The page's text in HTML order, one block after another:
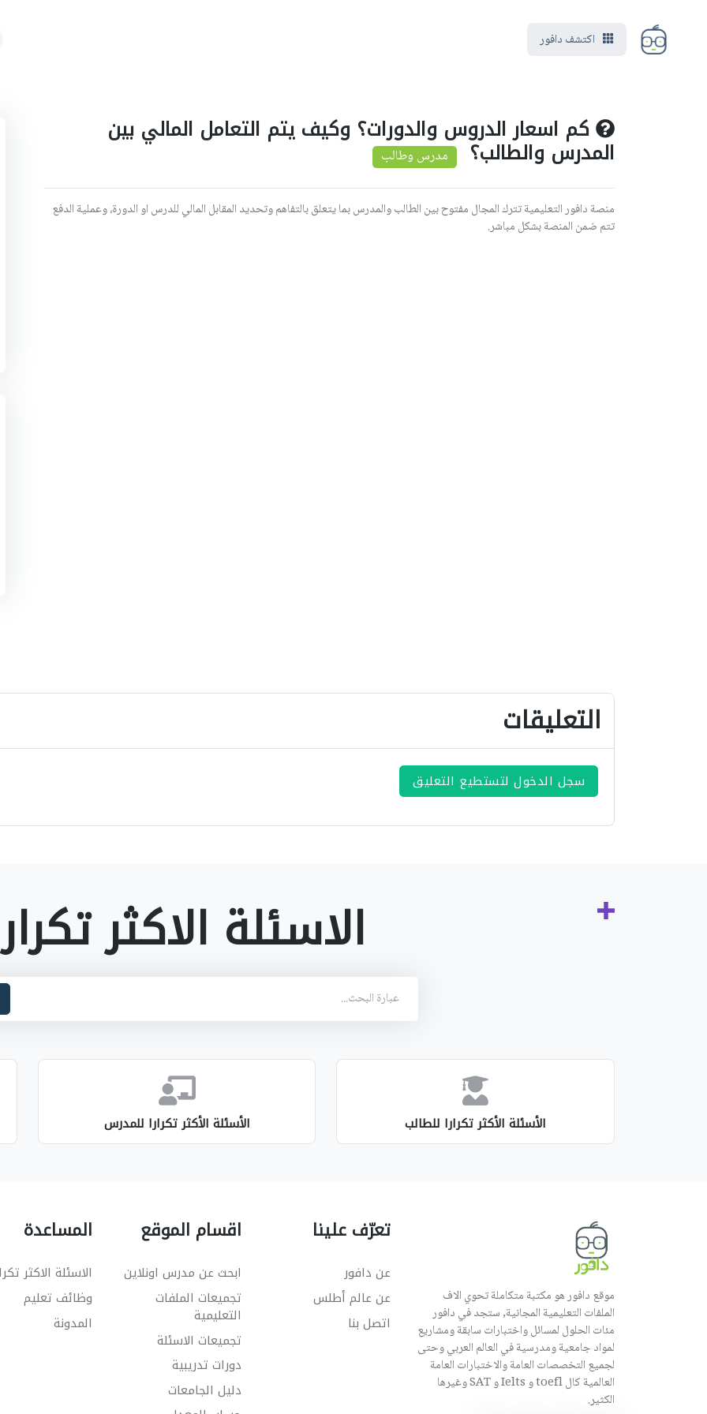
اكتشف دافور
كم اسعار الدروس والدورات؟ وكيف يتم التعامل المالي بين
المدرس والطالب؟ مدرس وطالب
منصة دافور التعليمية تترك المجال مفتوح بين الطالب والمدرس بما يتعلق بالتفاهم وتحديد المقابل المالي للدرس او الدورة، وعملية الدفع
تتم ضمن المنصة بشكل مباشر.
التعليقات
سجل الدخول لتستطيع التعليق
الاسئلة الاكثر
الأسئلة الأكثر تكرارا للطالب الأسئلة الأكثر تكرارا للمدرس
موقع دافور هو مكتبة متكاملة تحوي الاف
الملفات التعليمية المجانية, ستجد في دافور
مئات الحلول لمسائل واختبارات سابقة ومشاريع
لمواد جامعية ومدرسية في العالم العربي وحتى
لجميع التخصصات العامة والاختبارات العامة
العالمية كال toefl و Ielts و SAT وغيرها
الكثير.
تعرّف علينا
عن دافور
عن عالم أطلس
اتصل بنا
اقسام الموقع
ابحث عن مدرس اونلاين
تجميعات الملفات
التعليمية
تجميعات الاسئلة
دورات تدريبية
دليل الجامعات
المساعدة
الاسئلة الاكثر
وظائف تعليم
المدونة